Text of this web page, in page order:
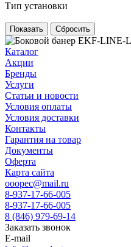
Тип установки
Сбросить
Каталог
Акции
Бренды
Услуги
Статьи и новости
Условия оплаты
Условия доставки
Контакты
Гарантия на товар
Документы
Оферта
Карта сайта
ooopec@mail.ru
8-937-17-66-005
8-937-17-66-005
8 (846) 979-69-14
Заказать звонок
E-mail